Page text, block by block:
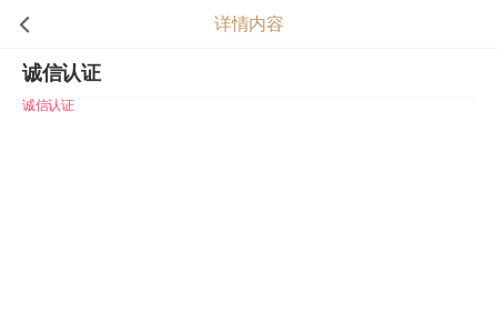
详情内容
诚信认证
诚信认证